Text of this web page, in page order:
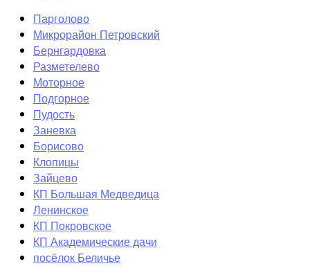
Парголово
Микрорайон Петровский
Бернгардовка
Разметелево
Моторное
Подгорное
Пудость
Заневка
Борисово
Клопицы
Зайцево
КП Большая Медведица
Ленинское
КП Покровское
КП Академические дачи
посёлок Беличье